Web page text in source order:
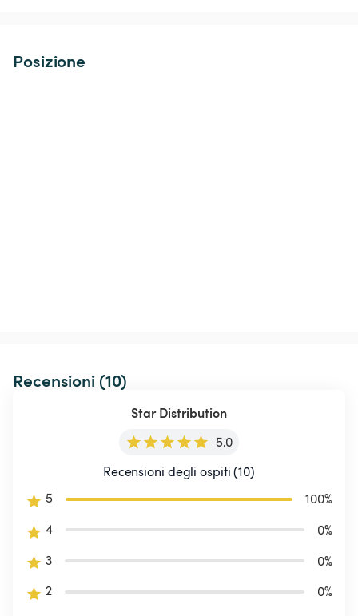
Posizione
Recensioni (10)
Star Distribution
5.0
Recensioni degli ospiti (10)
5
100%
4
0%
3
0%
2
0%